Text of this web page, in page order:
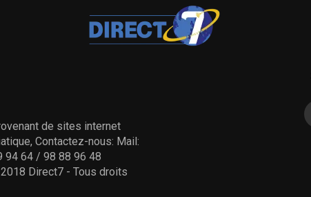
de sites internet
Contactez-nous: Mail:
94 64 / 98 88 96 48
Direct7 - Tous droits